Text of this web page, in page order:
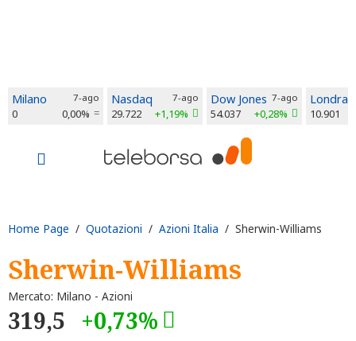
Milano 7-ago
0 0,00%
Nasdaq 7-ago
29.722 +1,19%
Dow Jones 7-ago
54.037 +0,28%
Londra
10.901
Home Page / Quotazioni / Azioni Italia / Sherwin-Williams
Sherwin-Williams
Mercato: Milano - Azioni
319,5 +0,73%